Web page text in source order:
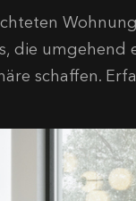
die umgehend
schaffen.